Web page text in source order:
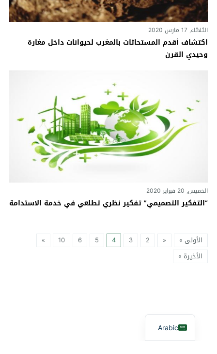
الثلاثاء, 17 مارس 2020
اكتشاف أقدم المستحاثات بالمغرب لحيوانات داخل مغارة
وحيدي القرن
الخميس, 20 فبراير 2020
“التفكير التصميمي” تفكير نظري تطلعي في خدمة الاستدامة
الأولى » «
2
3
4
5
6
10
»
الأخيرة »
Arabic